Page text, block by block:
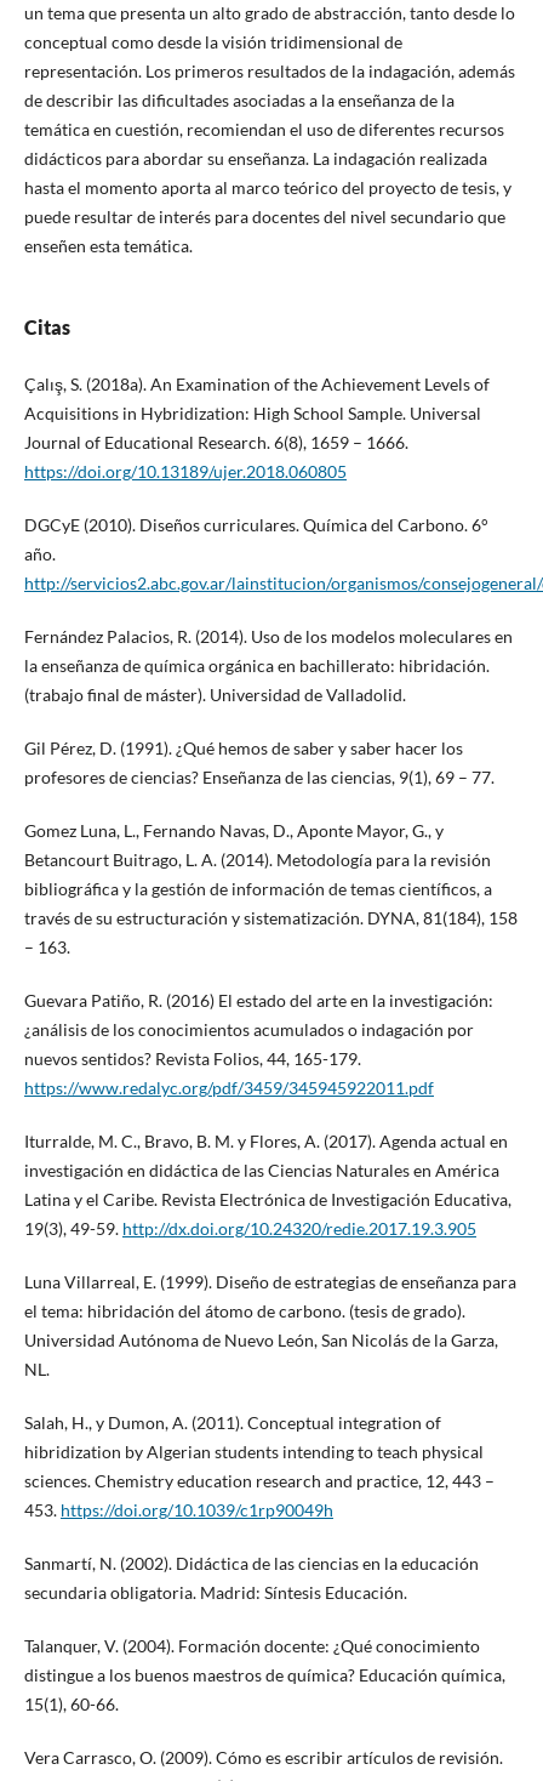
un tema que presenta un alto grado de abstracción, tanto desde lo
conceptual como desde la visión tridimensional de
representación. Los primeros resultados de la indagación, además
de describir las dificultades asociadas a la enseñanza de la
temática en cuestión, recomiendan el uso de diferentes recursos
didácticos para abordar su enseñanza. La indagación realizada
hasta el momento aporta al marco teórico del proyecto de tesis, y
puede resultar de interés para docentes del nivel secundario que
enseñen esta temática.
Citas
Çalış, S. (2018a). An Examination of the Achievement Levels of
Acquisitions in Hybridization: High School Sample. Universal
Journal of Educational Research. 6(8), 1659 – 1666.
https://doi.org/10.13189/ujer.2018.060805
DGCyE (2010). Diseños curriculares. Química del Carbono. 6°
año.
http://servicios2.abc.gov.ar/lainstitucion/organismos/
Fernández Palacios, R. (2014). Uso de los modelos moleculares en
la enseñanza de química orgánica en bachillerato: hibridación.
(trabajo final de máster). Universidad de Valladolid.
Gil Pérez, D. (1991). ¿Qué hemos de saber y saber hacer los
profesores de ciencias? Enseñanza de las ciencias, 9(1), 69 – 77.
Gomez Luna, L., Fernando Navas, D., Aponte Mayor, G., y
Betancourt Buitrago, L. A. (2014). Metodología para la revisión
bibliográfica y la gestión de información de temas científicos, a
través de su estructuración y sistematización. DYNA, 81(184), 158
– 163.
Guevara Patiño, R. (2016) El estado del arte en la investigación:
¿análisis de los conocimientos acumulados o indagación por
nuevos sentidos? Revista Folios, 44, 165-179.
https://www.redalyc.org/pdf/3459/345945922011.pdf
Iturralde, M. C., Bravo, B. M. y Flores, A. (2017). Agenda actual en
investigación en didáctica de las Ciencias Naturales en América
Latina y el Caribe. Revista Electrónica de Investigación Educativa,
19(3), 49-59. http://dx.doi.org/10.24320/redie.2017.19.3.905
Luna Villarreal, E. (1999). Diseño de estrategias de enseñanza para
el tema: hibridación del átomo de carbono. (tesis de grado).
Universidad Autónoma de Nuevo León, San Nicolás de la Garza,
NL.
Salah, H., y Dumon, A. (2011). Conceptual integration of
hibridization by Algerian students intending to teach physical
sciences. Chemistry education research and practice, 12, 443 –
453. https://doi.org/10.1039/c1rp90049h
Sanmartí, N. (2002). Didáctica de las ciencias en la educación
secundaria obligatoria. Madrid: Síntesis Educación.
Talanquer, V. (2004). Formación docente: ¿Qué conocimiento
distingue a los buenos maestros de química? Educación química,
15(1), 60-66.
Vera Carrasco, O. (2009). Cómo es escribir artículos de revisión.